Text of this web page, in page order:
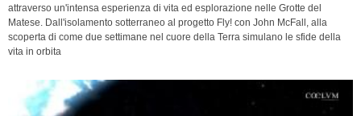
attraverso un'intensa esperienza di vita ed esplorazione nelle Grotte del
Matese. Dall'isolamento sotterraneo al progetto Fly! con John McFall, alla
scoperta di come due settimane nel cuore della Terra simulano le sfide della
vita in orbita